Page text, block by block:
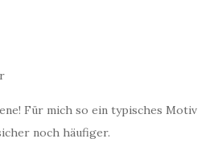
Für mich so ein typisches Motiv
noch häufiger.